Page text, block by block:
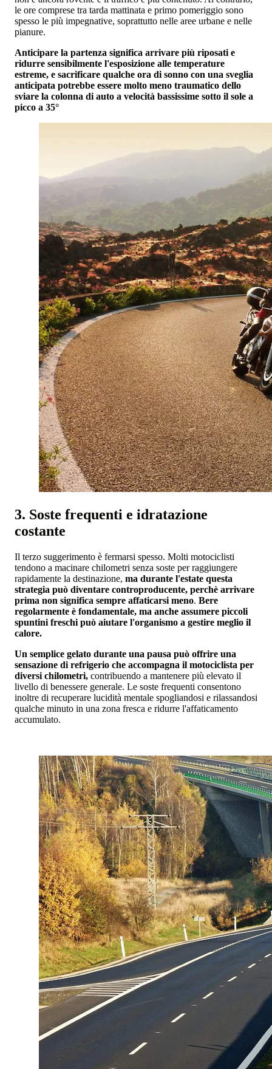
le ore comprese tra tarda mattinata e primo pomeriggio sono
spesso le più impegnative, soprattutto nelle aree urbane e nelle
pianure.
Anticipare la partenza significa arrivare più riposati e
ridurre sensibilmente l'esposizione alle temperature
estreme, e sacrificare qualche ora di sonno con una sveglia
anticipata potrebbe essere molto meno traumatico dello
sviare la colonna di auto a velocità bassissime sotto il sole a
picco a 35°
3. Soste frequenti e idratazione
costante
Il terzo suggerimento è fermarsi spesso. Molti motociclisti
tendono a macinare chilometri senza soste per raggiungere
rapidamente la destinazione, ma durante l'estate questa
strategia può diventare controproducente, perchè arrivare
prima non significa sempre affaticarsi meno. Bere
regolarmente è fondamentale, ma anche assumere piccoli
spuntini freschi può aiutare l'organismo a gestire meglio il
calore.
Un semplice gelato durante una pausa può offrire una
sensazione di refrigerio che accompagna il motociclista per
diversi chilometri, contribuendo a mantenere più elevato il
livello di benessere generale. Le soste frequenti consentono
inoltre di recuperare lucidità mentale spogliandosi e rilassandosi
qualche minuto in una zona fresca e ridurre l'affaticamento
accumulato.